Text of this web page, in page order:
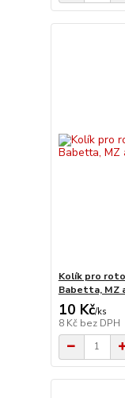
Kolík pro
Babetta, MZ
10 Kč/ks
8 Kč bez DPH